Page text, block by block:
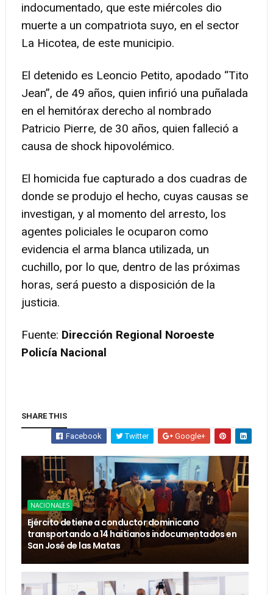
indocumentado, que este miércoles dio
muerte a un compatriota suyo, en el sector
La Hicotea, de este municipio.
El detenido es Leoncio Petito, apodado “Tito
Jean”, de 49 años, quien infirió una puñalada
en el hemitórax derecho al nombrado
Patricio Pierre, de 30 años, quien falleció a
causa de shock hipovolémico.
El homicida fue capturado a dos cuadras de
donde se produjo el hecho, cuyas causas se
investigan, y al momento del arresto, los
agentes policiales le ocuparon como
evidencia el arma blanca utilizada, un
cuchillo, por lo que, dentro de las próximas
horas, será puesto a disposición de la
justicia.
Fuente: Dirección Regional Noroeste
Policía Nacional
SHARE THIS
Facebook Twitter Google+
NACIONALES
Ejército detiene a conductor dominicano
transportando a 14 haitianos indocumentados en
San José de las Matas